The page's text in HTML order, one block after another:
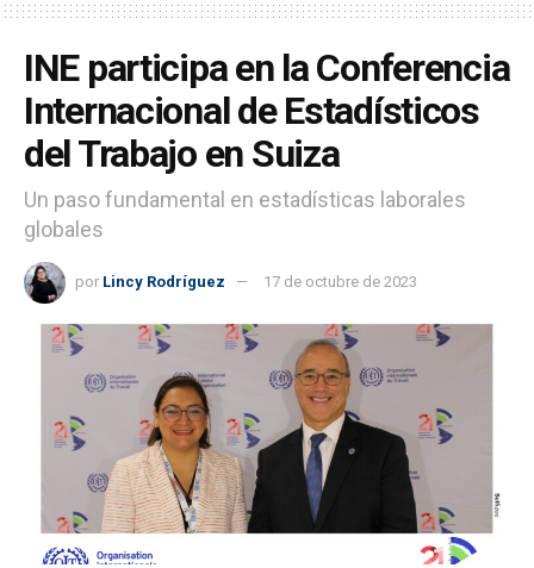
INE participa en la Conferencia
Internacional de Estadísticos
del Trabajo en Suiza
Un paso fundamental en estadísticas laborales
globales
por Lincy Rodríguez 17 de octubre de 2023